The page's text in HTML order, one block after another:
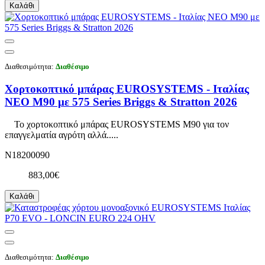
Καλάθι
Διαθεσιμότητα: Διαθέσιμο
Χορτοκοπτικό μπάρας EUROSYSTEMS - Ιταλίας
ΝΕΟ M90 με 575 Series Briggs & Stratton 2026
Το χορτοκοπτικό μπάρας EUROSYSTEMS M90 για τον
επαγγελματία αγρότη αλλά.....
N18200090
883,00€
Καλάθι
Διαθεσιμότητα: Διαθέσιμο